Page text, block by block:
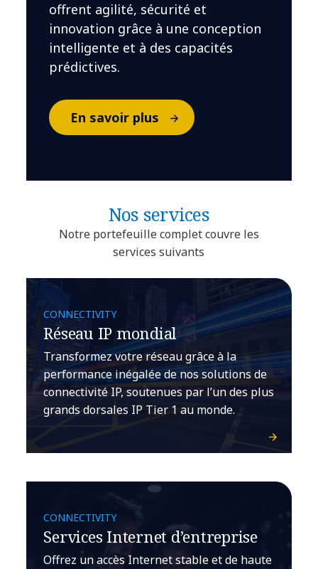
offrent agilité, sécurité et
innovation grâce à une conception
intelligente et à des capacités
prédictives.
En savoir plus
Nos services
Notre portefeuille complet couvre les
services suivants
CONNECTIVITY
Réseau IP mondial
Transformez votre réseau grâce à la
performance inégalée de nos solutions de
connectivité IP, soutenues par l’un des plus
grands dorsales IP Tier 1 au monde.
CONNECTIVITY
Services Internet d’entreprise
Offrez un accès Internet stable et de haute